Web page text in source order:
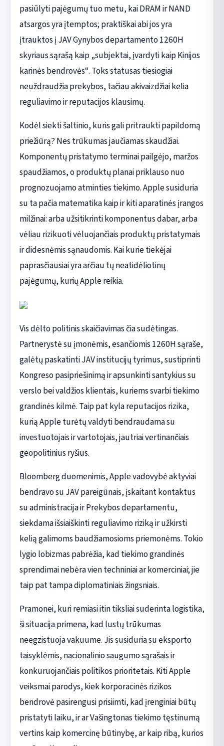
pasiūlyti pajėgumų tuo metu, kai DRAM ir NAND
atsargos yra įtemptos; praktiškai abi jos yra
įtrauktos į JAV Gynybos departamento 1260H
skyriaus sąrašą kaip „subjektai, įvardyti kaip Kinijos
karinės bendrovės“. Toks statusas tiesiogiai
neuždraudžia prekybos, tačiau akivaizdžiai kelia
reguliavimo ir reputacijos klausimų.
Kodėl siekti šaltinio, kuris gali pritraukti papildomą
priežiūrą? Nes trūkumas jaučiamas skaudžiai.
Komponentų pristatymo terminai pailgėjo, maržos
spaudžiamos, o produktų planai priklauso nuo
prognozuojamo atminties tiekimo. Apple susiduria
su ta pačia matematika kaip ir kiti aparatinės įrangos
milžinai: arba užsitikrinti komponentus dabar, arba
vėliau rizikuoti vėluojančiais produktų pristatymais
ir didesnėmis sąnaudomis. Kai kurie tiekėjai
paprasčiausiai yra arčiau tų neatidėliotinų
pajėgumų, kurių Apple reikia.
Vis dėlto politinis skaičiavimas čia sudėtingas.
Partnerystė su įmonėmis, esančiomis 1260H sąraše,
galėtų paskatinti JAV institucijų tyrimus, sustiprinti
Kongreso pasipriešinimą ir apsunkinti santykius su
verslo bei valdžios klientais, kuriems svarbi tiekimo
grandinės kilmė. Taip pat kyla reputacijos rizika,
kurią Apple turėtų valdyti bendraudama su
investuotojais ir vartotojais, jautriai vertinančiais
geopolitinius ryšius.
Bloomberg duomenimis, Apple vadovybė aktyviai
bendravo su JAV pareigūnais, įskaitant kontaktus
su administracija ir Prekybos departamentu,
siekdama išsiaiškinti reguliavimo riziką ir užkirsti
kelią galimoms baudžiamosioms priemonėms. Tokio
lygio lobizmas pabrėžia, kad tiekimo grandinės
sprendimai nebėra vien techniniai ar komerciniai; jie
taip pat tampa diplomatiniais žingsniais.
Pramonei, kuri remiasi itin tiksliai suderinta logistika,
ši situacija primena, kad lustų trūkumas
neegzistuoja vakuume. Jis susiduria su eksporto
taisyklėmis, nacionalinio saugumo sąrašais ir
konkuruojančiais politikos prioritetais. Kiti Apple
veiksmai parodys, kiek korporacinės rizikos
bendrovė pasirengusi prisiimti, kad įrenginiai būtų
pristatyti laiku, ir ar Vašingtonas tiekimo tęstinumą
vertins kaip komercinę būtinybę, ar kaip ribą, kurios